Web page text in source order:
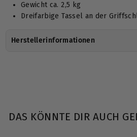
Gewicht ca. 2,5 kg
Dreifarbige Tassel an der
Herstellerinformationen
DAS KÖNNTE DIR AUCH